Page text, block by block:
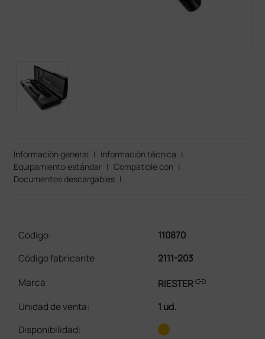
Información general | Información técnica |
Equipamiento estándar | Compatible con |
Documentos descargables |
Código:
110870
Código fabricante
2111-203
Marca
RIESTERlink
Unidad de venta:
1 ud.
Disponibilidad: